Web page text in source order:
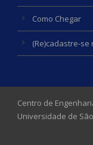
Como Chegar
(Re)cadastre-se
Centro de
Universidade de